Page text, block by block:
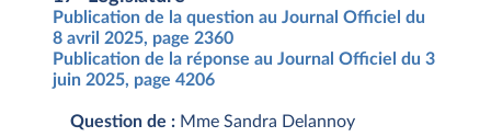
Publication de la question au Journal Officiel du
8 avril 2025, page 2360
Publication de la réponse au Journal Officiel du 3
juin 2025, page 4206
Question de : Mme Sandra Delannoy